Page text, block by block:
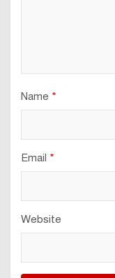
Name *
Email *
Website